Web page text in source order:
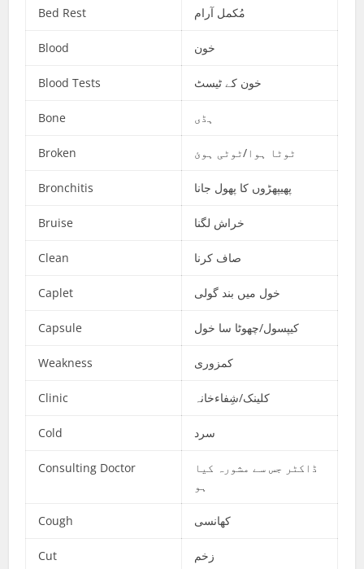
Bed Rest مُکمل آرام
Blood خون
Blood Tests خون کے ٹیسٹ
Bone ہڈی
Broken ٹوٹا ہوا/ٹوٹی ہوئ
Bronchitis پھیپھڑوں کا پھول جانا
Bruise خراش لگنا
Clean صاف کرنا
Caplet خول میں بند گولی
Capsule کیپسول/چھوٹا سا خول
Weakness کمزوری
Clinic کلینک/شِفاءخانہ
Cold سرد
Consulting Doctor
ڈاکٹر جس سے مشورہ کیا
ہو
Cough کھانسی
Cut زخم